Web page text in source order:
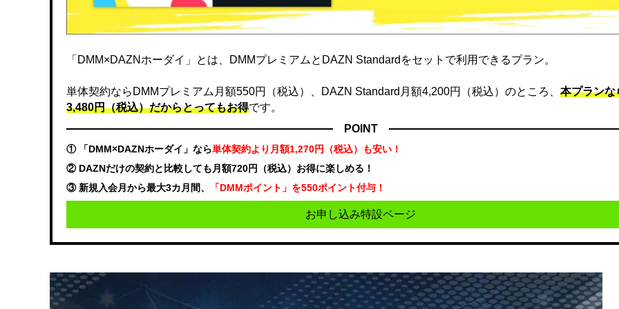
「DMM×DAZNホーダイ」とは、DMMプレミアムとDAZN Standardをセットで利用できるプラン。
単体契約ならDMMプレミアム月額550円（税込）、DAZN Standard月額4,200円（税込）のところ、 本プランな
3,480円（税込）だからとってもお得です。
POINT
① 「DMM×DAZNホーダイ」なら単体契約より月額1,270円（税込）も安い！
② DAZNだけの契約と比較しても月額720円（税込）お得に楽しめる！
③ 新規入会月から最大3カ月間、
「DMMポイント」を550ポイント付与！
お申し込み特設ページ